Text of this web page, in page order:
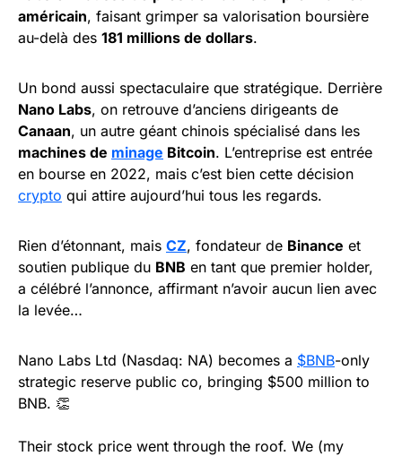
américain, faisant grimper sa valorisation boursière
au-delà des 181 millions de dollars.
Un bond aussi spectaculaire que stratégique. Derrière
Nano Labs, on retrouve d’anciens dirigeants de
Canaan, un autre géant chinois spécialisé dans les
machines de minage Bitcoin. L’entreprise est entrée
en bourse en 2022, mais c’est bien cette décision
crypto qui attire aujourd’hui tous les regards.
Rien d’étonnant, mais CZ, fondateur de Binance et
soutien publique du BNB en tant que premier holder,
a célébré l’annonce, affirmant n’avoir aucun lien avec
la levée…
Nano Labs Ltd (Nasdaq: NA) becomes a $BNB-only
strategic reserve public co, bringing $500 million to
BNB. 👏
Their stock price went through the roof. We (my